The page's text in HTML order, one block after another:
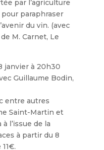
par l’agriculture
paraphraser
du vin. (avec
M. Carnet, Le
janvier à 20h30
Guillaume Bodin,
entre autres
Saint-Martin et
l’issue de la
à partir du 8